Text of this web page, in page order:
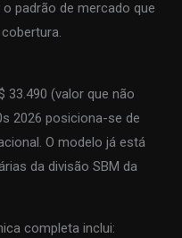
padrão de mercado que
33.490 (valor que não
2026 posiciona-se de
O modelo já está
da divisão SBM da
completa inclui: